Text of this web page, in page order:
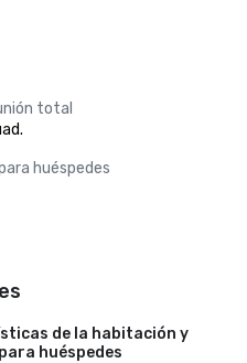
total
huéspedes
de la habitación y
huéspedes